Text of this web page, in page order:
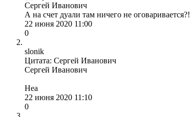
Сергей Иванович
А на счет дуали там ничего не оговаривается?!
22 июня 2020 11:00
0
slonik
Цитата: Сергей Иванович
Сергей Иванович
Неа
22 июня 2020 11:10
0